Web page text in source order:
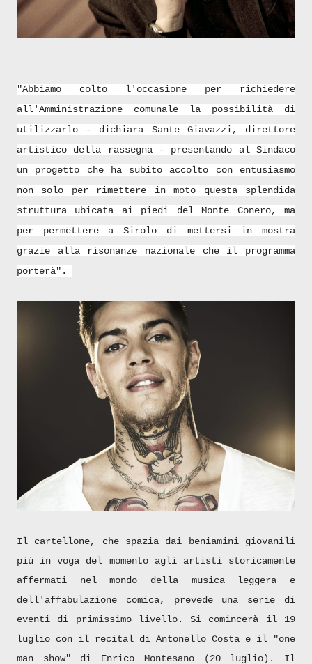
"Abbiamo colto l'occasione per richiedere
all'Amministrazione comunale la possibilità di
utilizzarlo - dichiara Sante Giavazzi, direttore
artistico della rassegna - presentando al Sindaco
un progetto che ha subito accolto con entusiasmo
non solo per rimettere in moto questa splendida
struttura ubicata ai piedi del Monte Conero, ma
per permettere a Sirolo di mettersi in mostra
grazie alla risonanze nazionale che il programma
porterà".
Il cartellone, che spazia dai beniamini giovanili
più in voga del momento agli artisti storicamente
affermati nel mondo della musica leggera e
dell'affabulazione comica, prevede una serie di
eventi di primissimo livello. Si comincerà il 19
luglio con il recital di Antonello Costa e il "one
man show" di Enrico Montesano (20 luglio). Il